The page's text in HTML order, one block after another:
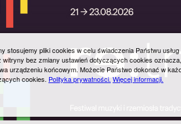
stosujemy pliki cookies w celu świadczenia Państwu
witryny bez zmiany ustawień dotyczących cookies
urządzeniu końcowym. Możecie Państwo dokonać w
cookies. Polityka prywatności.Więcej informacji.